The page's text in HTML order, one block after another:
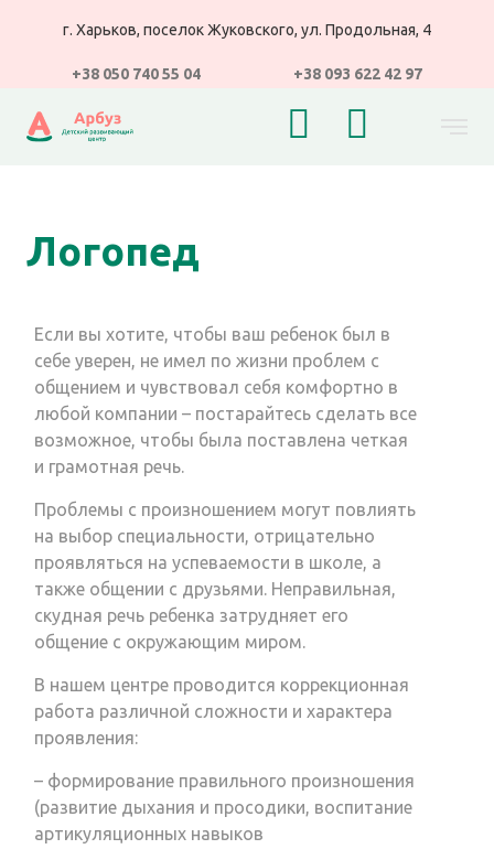
г. Харьков, поселок Жуковского, ул. Продольная, 4
+38 050 740 55 04 +38 093 622 42 97
Логопед
Если вы хотите, чтобы ваш ребенок был в
себе уверен, не имел по жизни проблем с
общением и чувствовал себя комфортно в
любой компании – постарайтесь сделать все
возможное, чтобы была поставлена четкая
и грамотная речь.
Проблемы с произношением могут повлиять
на выбор специальности, отрицательно
проявляться на успеваемости в школе, а
также общении с друзьями. Неправильная,
скудная речь ребенка затрудняет его
общение с окружающим миром.
В нашем центре проводится коррекционная
работа различной сложности и характера
проявления:
– формирование правильного произношения
(развитие дыхания и просодики, воспитание
артикуляционных навыков